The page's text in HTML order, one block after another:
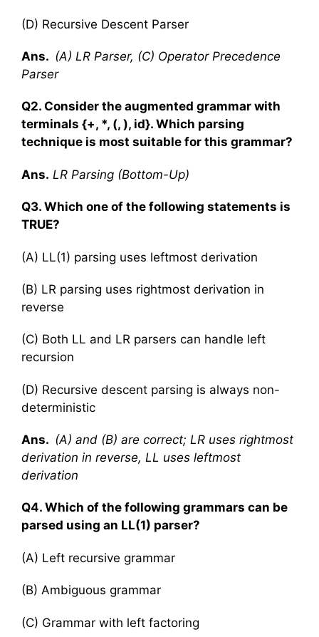
(D) Recursive Descent Parser
Ans. (A) LR Parser, (C) Operator Precedence
Parser
Q2. Consider the augmented grammar with
terminals {+, *, (, ), id}. Which parsing
technique is most suitable for this grammar?
Ans. LR Parsing (Bottom-Up)
Q3. Which one of the following statements is
TRUE?
(A) LL(1) parsing uses leftmost derivation
(B) LR parsing uses rightmost derivation in
reverse
(C) Both LL and LR parsers can handle left
recursion
(D) Recursive descent parsing is always non-
deterministic
Ans. (A) and (B) are correct; LR uses rightmost
derivation in reverse, LL uses leftmost
derivation
Q4. Which of the following grammars can be
parsed using an LL(1) parser?
(A) Left recursive grammar
(B) Ambiguous grammar
(C) Grammar with left factoring